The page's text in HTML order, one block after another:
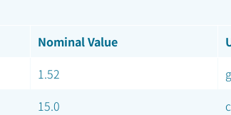
Nominal Value
1.52
15.0